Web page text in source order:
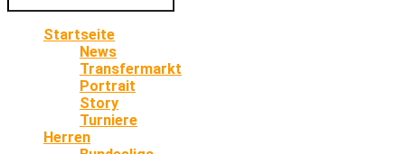
Startseite
News
Transfermarkt
Portrait
Story
Turniere
Herren